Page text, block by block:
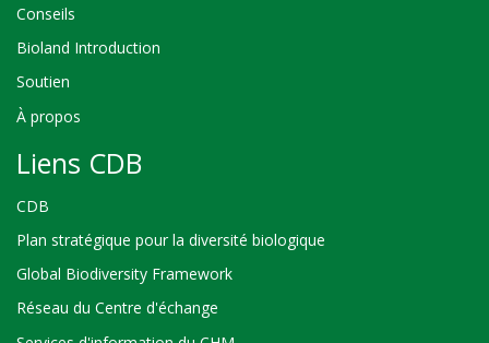
Conseils
Bioland Introduction
Soutien
À propos
Liens CDB
CDB
Plan stratégique pour la diversité biologique
Global Biodiversity Framework
Réseau du Centre d'échange